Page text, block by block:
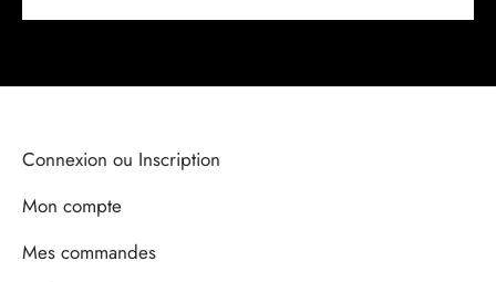
Connexion ou Inscription
Mon compte
Mes commandes